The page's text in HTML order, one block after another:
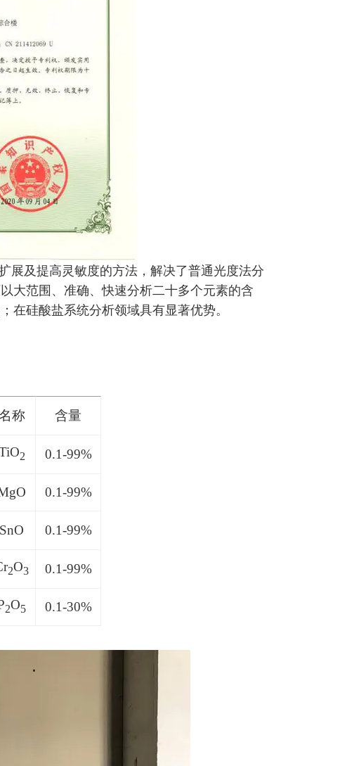
展及提高灵敏度的方法，解决了普通光度法分
大范围、准确、快速分析二十多个元素的含
在硅酸盐系统分析领域具有显著优势。
称 含量
2 0.1-99%
0.1-99%
SnO 0.1-99%
2O3 0.1-99%
2O5 0.1-30%